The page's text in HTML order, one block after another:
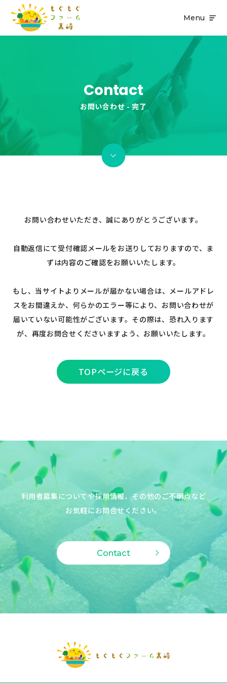
Menu
Contact
お問い合わせ - 完了
お問い合わせいただき、誠にありがとうございます。
自動返信にて受付確認メールをお送りしておりますので、ま
ずは内容のご確認をお願いいたします。
もし、当サイトよりメールが届かない場合は、メールアドレ
スをお間違えか、 何らかのエラー等により、お問い合わせが
届いていない可能性がございます。 その際は、恐れ入ります
が、再度お問合せくださいますよう、お願いいたします。
TOPページに戻る
利用者募集についてや採用情報、その他のご不明点など
お気軽にお問合せください。
Contact